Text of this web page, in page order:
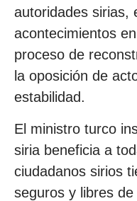
autoridades sirias,
acontecimientos
proceso de
la oposición de
estabilidad.
El ministro turco
siria beneficia a
ciudadanos sirios
seguros y libres